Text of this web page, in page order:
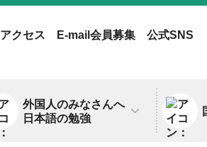
アクセス E-mail会員募集 公式SNS
外国人のみなさんへ
日本語の勉強